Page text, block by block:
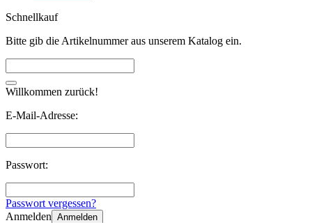
Schnellkauf
Bitte gib die Artikelnummer aus unserem Katalog ein.
Willkommen zurück!
E-Mail-Adresse:
Passwort:
Passwort vergessen?
Anmelden Anmelden